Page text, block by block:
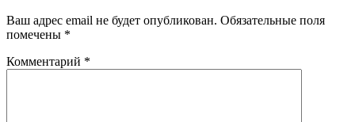
Ваш адрес email не будет опубликован. Обязательные поля
помечены *
Комментарий *